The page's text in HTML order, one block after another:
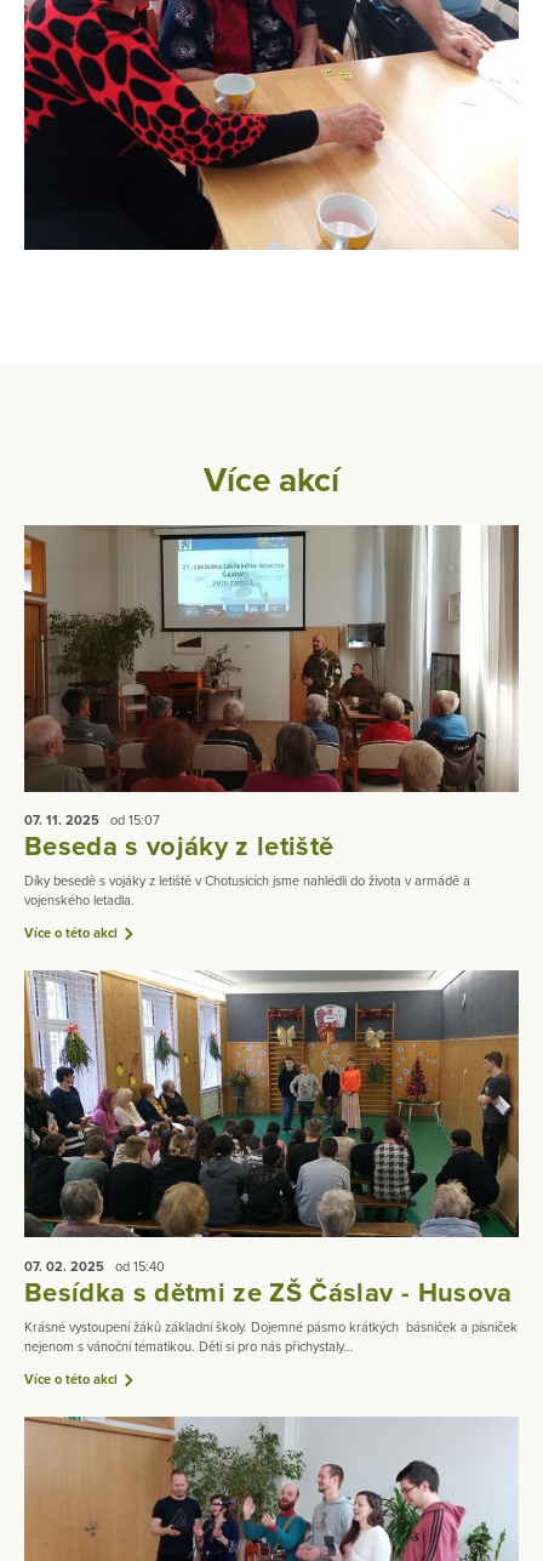
Více akcí
07. 11. 2025 od 15:07
Beseda s vojáky z letiště
Díky besedě s vojáky z letiště v Chotusicích jsme nahlédli do života v armádě a
vojenského letadla.
Více o této akci
07. 02. 2025 od 15:40
Besídka s dětmi ze ZŠ Čáslav - Husova
Krásné vystoupení žáků základní školy. Dojemné pásmo krátkých básniček a písniček
nejenom s vánoční tématikou. Děti si pro nás přichystaly...
Více o této akci